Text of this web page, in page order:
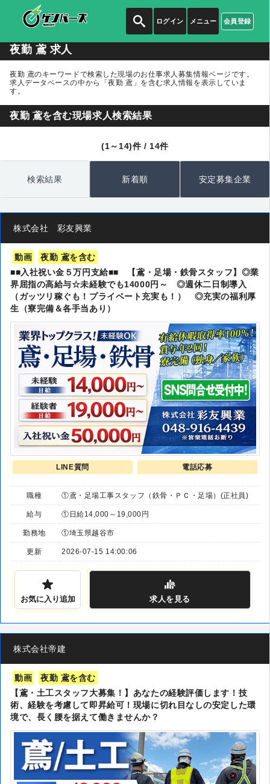
ログイン 会員登録
メニュー
夜勤 鳶 求人
夜勤 鳶のキーワードで検索した現場のお仕事求人募集情報ページです。
求人データベースの中から
「夜勤 鳶」 を含む求人情報を表示していま
す。
夜勤 鳶を含む現場求人検索結果
(1～14)件 / 14件
検索結果 新着順 安定募集企業
株式会社 彩友興業
動画
夜勤 鳶を含む
■■入社祝い金５万円支給■■ 【鳶・足場・鉄骨スタッフ】◎業
界屈指の高給与☆未経験でも14000円～ ◎週休二日制導入
（ガッツリ稼ぐも！プライベート充実も！） ◎充実の福利厚
生（寮完備＆各手当あり）
LINE質問 電話応募
職種 ①鳶・足場工事スタッフ（鉄骨・ＰＣ・足場）(正社員)
給与 ①日給14,000～19,000円
勤務地 ①埼玉県越谷市
更新 2026-07-15 14:00:06
お気に入り追加 求人を見る
株式会社帝建
動画
夜勤 鳶を含む
【鳶・土工スタッフ大募集！】あなたの経験評価します！技
術、経験を考慮して即昇給可！現場に切れ目なしの安定した環
境で、長く腰を据えて働きませんか？